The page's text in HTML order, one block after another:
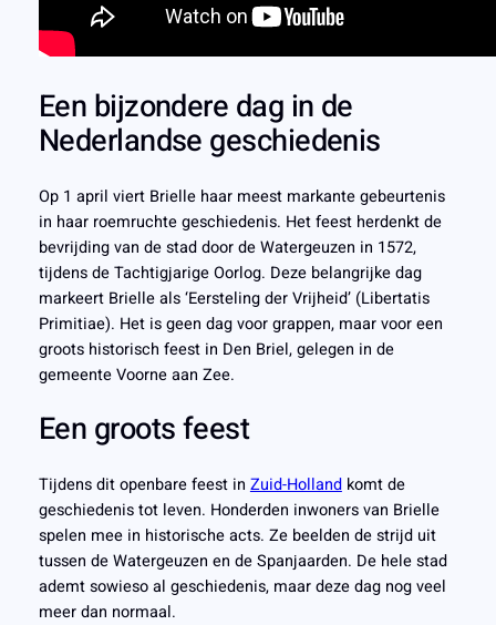
Een bijzondere dag in de
Nederlandse geschiedenis
Op 1 april viert Brielle haar meest markante gebeurtenis
in haar roemruchte geschiedenis. Het feest herdenkt de
bevrijding van de stad door de Watergeuzen in 1572,
tijdens de Tachtigjarige Oorlog. Deze belangrijke dag
markeert Brielle als ‘Eersteling der Vrijheid’ (Libertatis
Primitiae). Het is geen dag voor grappen, maar voor een
groots historisch feest in Den Briel, gelegen in de
gemeente Voorne aan Zee.
Een groots feest
Tijdens dit openbare feest in Zuid-Hollandkomt de
geschiedenis tot leven. Honderden inwoners van Brielle
spelen mee in historische acts. Ze beelden de strijd uit
tussen de Watergeuzen en de Spanjaarden. De hele stad
ademt sowieso al geschiedenis, maar deze dag nog veel
meer dan normaal.